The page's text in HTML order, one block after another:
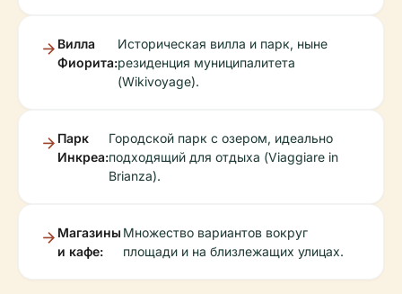
Вилла
Фиорита:
Историческая вилла и парк, ныне
резиденция муниципалитета
(Wikivoyage).
Парк
Инкреа:
Городской парк с озером, идеально
подходящий для отдыха (Viaggiare in
Brianza).
Магазины
и кафе:
Множество вариантов вокруг
площади и на близлежащих улицах.